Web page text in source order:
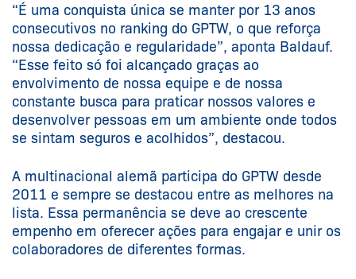
“É uma conquista única se manter por 13 anos
consecutivos no ranking do GPTW, o que reforça
nossa dedicação e regularidade”, aponta Baldauf.
“Esse feito só foi alcançado graças ao
envolvimento de nossa equipe e de nossa
constante busca para praticar nossos valores e
desenvolver pessoas em um ambiente onde todos
se sintam seguros e acolhidos”, destacou.
A multinacional alemã participa do GPTW desde
2011 e sempre se destacou entre as melhores na
lista. Essa permanência se deve ao crescente
empenho em oferecer ações para engajar e unir os
colaboradores de diferentes formas.